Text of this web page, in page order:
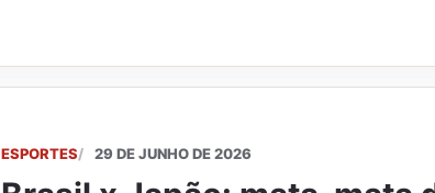
ESPORTES 29 DE JUNHO DE 2026